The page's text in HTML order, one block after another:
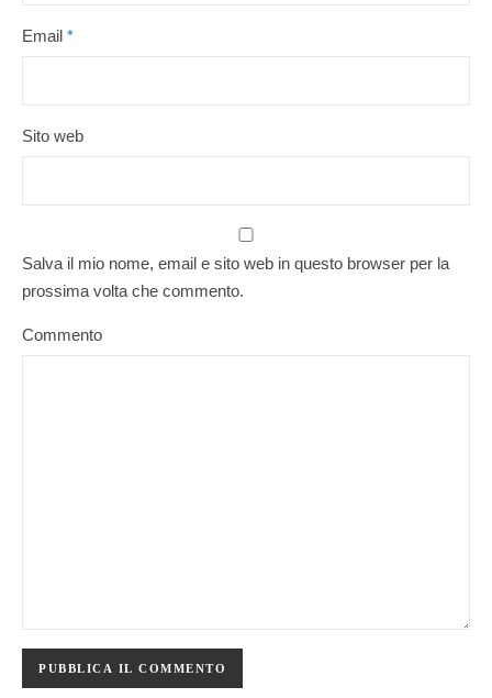
Email *
Sito web
Salva il mio nome, email e sito web in questo browser per la
prossima volta che commento.
Commento